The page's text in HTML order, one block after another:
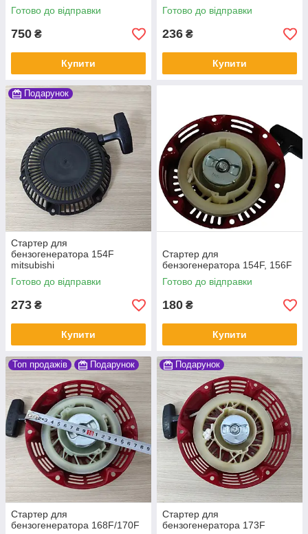
Готово до відправки
750 ₴
Купити
Готово до відправки
236 ₴
Купити
Подарунок
Стартер для
бензогенератора 154F
mitsubishi
Готово до відправки
273 ₴
Купити
Стартер для
бензогенератора 154F, 156F
Готово до відправки
180 ₴
Купити
Топ продажів Подарунок
Стартер для
бензогенератора 168F/170F
Подарунок
Стартер для
бензогенератора 173F